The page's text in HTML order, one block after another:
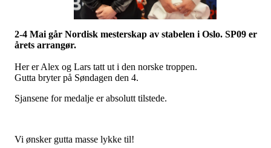
2-4 Mai går Nordisk mesterskap av stabelen i Oslo. SP09 er
årets arrangør.
Her er Alex og Lars tatt ut i den norske troppen.
Gutta bryter på Søndagen den 4.
Sjansene for medalje er absolutt tilstede.
Vi ønsker gutta masse lykke til!